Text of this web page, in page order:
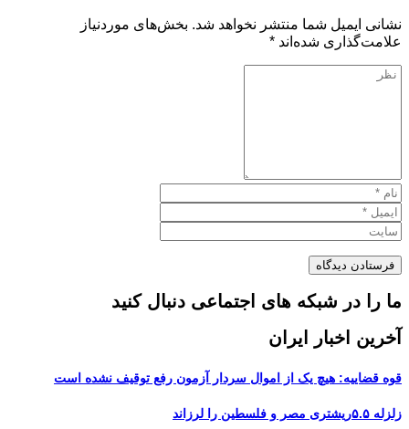
نشانی ایمیل شما منتشر نخواهد شد. بخش‌های موردنیاز
علامت‌گذاری شده‌اند *
ما را در شبکه های اجتماعی دنبال کنید
آخرین اخبار ایران
قوه قضاییه: هیچ یک از اموال سردار آزمون رفع توقیف نشده است
زلزله ۵.۵ریشتری مصر و فلسطین را لرزاند